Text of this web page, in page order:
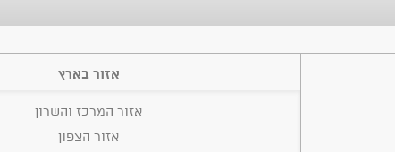
אזור בארץ
אזור המרכז והשרון
אזור הצפון